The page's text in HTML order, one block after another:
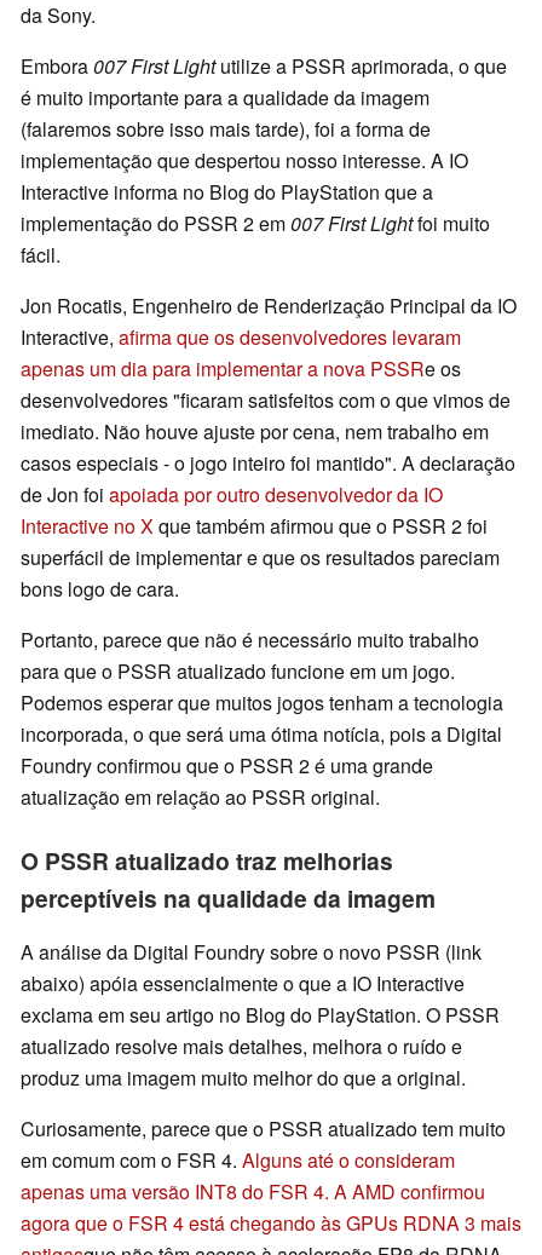
da Sony.
Embora007 First Lightutilize a PSSR aprimorada, o que
é muito importante para a qualidade da imagem
(falaremos sobre isso mais tarde), foi a forma de
implementação que despertou nosso interesse. A IO
Interactive informa no Blog do PlayStation que a
implementação do PSSR 2 em007 First Lightfoi muito
fácil.
Jon Rocatis, Engenheiro de Renderização Principal da IO
Interactive, afirma que os desenvolvedores levaram
apenas um dia para implementar a nova PSSRe os
desenvolvedores "ficaram satisfeitos com o que vimos de
imediato. Não houve ajuste por cena, nem trabalho em
casos especiais - o jogo inteiro foi mantido". A declaração
de Jon foi apoiada por outro desenvolvedor da IO
Interactive no Xque também afirmou que o PSSR 2 foi
superfácil de implementar e que os resultados pareciam
bons logo de cara.
Portanto, parece que não é necessário muito trabalho
para que o PSSR atualizado funcione em um jogo.
Podemos esperar que muitos jogos tenham a tecnologia
incorporada, o que será uma ótima notícia, pois a Digital
Foundry confirmou que o PSSR 2 é uma grande
atualização em relação ao PSSR original.
O PSSR atualizado traz melhorias
perceptíveis na qualidade da imagem
A análise da Digital Foundry sobre o novo PSSR (link
abaixo) apóia essencialmente o que a IO Interactive
exclama em seu artigo no Blog do PlayStation. O PSSR
atualizado resolve mais detalhes, melhora o ruído e
produz uma imagem muito melhor do que a original.
Curiosamente, parece que o PSSR atualizado tem muito
em comum com o FSR 4. Alguns até o consideram
apenas uma versão INT8 do FSR 4. A AMD confirmou
agora que o FSR 4 está chegando às GPUs RDNA 3 mais